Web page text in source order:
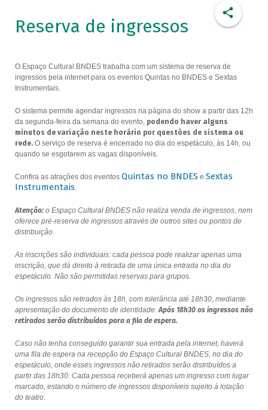
Reserva de ingressos
O Espaço Cultural BNDES trabalha com um sistema de reserva de
ingressos pela internet para os eventos Quintas no BNDES e Sextas
Instrumentais.
O sistema permite agendar ingressos na página do show a partir das 12h
da segunda-feira da semana do evento, podendo haver alguns
minutos de variação neste horário por questões de sistema ou
rede.O serviço de reserva é encerrado no dia do espetáculo, às 14h, ou
quando se esgotarem as vagas disponíveis.
Confira as atrações dos eventos Quintas no BNDES e Sextas
Instrumentais.
Atenção:o Espaço Cultural BNDES não realiza venda de ingressos, nem
oferece pré-reserva de ingressos através de outros sites ou pontos de
distribuição
As inscrições são individuais: cada pessoa pode realizar apenas uma
inscrição, que dá direito à retirada de uma única entrada no dia do
espetáculo. Não são permitidas reservas para grupos.
Os ingressos são retirados às 18h, com tolerância até 18h30, mediante
apresentação do documento de identidade.Após 18h30 os ingressos não
retirados serão distribuídos para a fila de espera.
Caso não tenha conseguido garantir sua entrada pela internet, haverá
uma fila de espera na recepção do Espaço Cultural BNDES, no dia do
espetáculo, onde esses ingressos não retirados serão distribuídos a
partir das 18h30. Cada pessoa receberá apenas um ingresso com lugar
marcado, estando o número de ingressos disponíveis sujeito à lotação
do teatro.